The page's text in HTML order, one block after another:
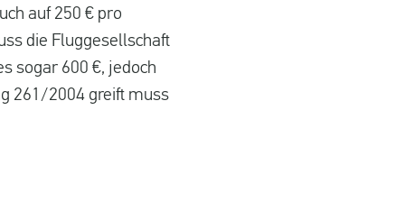
auf 250 € pro
die Fluggesellschaft
sogar 600 €, jedoch
261/2004 greift muss